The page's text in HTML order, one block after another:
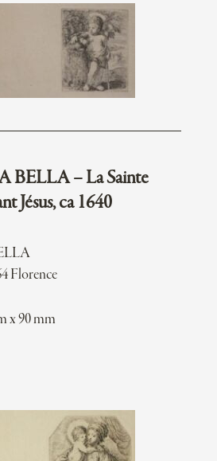
BELLA – La Sainte
Jésus, ca 1640
Florence
x 90 mm